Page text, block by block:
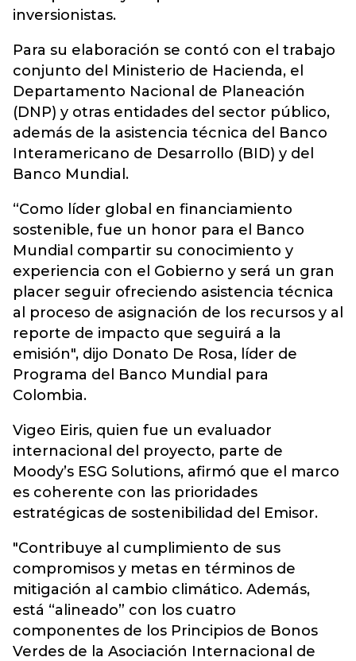
inversionistas.
Para su elaboración se contó con el trabajo
conjunto del Ministerio de Hacienda, el
Departamento Nacional de Planeación
(DNP) y otras entidades del sector público,
además de la asistencia técnica del Banco
Interamericano de Desarrollo (BID) y del
Banco Mundial.
“Como líder global en financiamiento
sostenible, fue un honor para el Banco
Mundial compartir su conocimiento y
experiencia con el Gobierno y será un gran
placer seguir ofreciendo asistencia técnica
al proceso de asignación de los recursos y al
reporte de impacto que seguirá a la
emisión", dijo Donato De Rosa, líder de
Programa del Banco Mundial para
Colombia.
Vigeo Eiris, quien fue un evaluador
internacional del proyecto, parte de
Moody’s ESG Solutions, afirmó que el marco
es coherente con las prioridades
estratégicas de sostenibilidad del Emisor.
"Contribuye al cumplimiento de sus
compromisos y metas en términos de
mitigación al cambio climático. Además,
está “alineado” con los cuatro
componentes de los Principios de Bonos
Verdes de la Asociación Internacional de